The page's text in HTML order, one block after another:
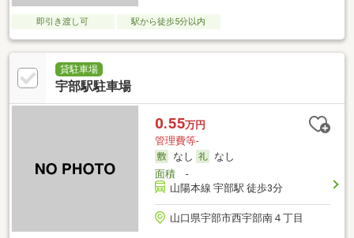
即引き渡し可 駅から徒歩5分以内
貸駐車場
宇部駅駐車場
0.55万円
管理費等-
なし
なし
面積-
山陽本線 宇部駅 徒歩3分
山口県宇部市西宇部南４丁目